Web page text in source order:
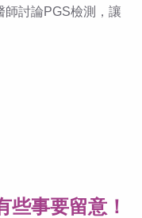
師討論PGS檢測，讓
些事要留意！